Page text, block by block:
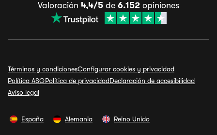
Valoración 4,4/5 de 6.152 opiniones
Términos y condicionesConfigurar cookies y privacidad
Política ASGPolítica de privacidadDeclaración de accesibilidad
Aviso legal
España Alemania Reino Unido